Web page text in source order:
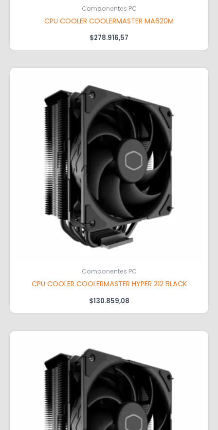
Componentes PC
CPU COOLER COOLERMASTER MA620M
$278.916,57
Componentes PC
CPU COOLER COOLERMASTER HYPER 212 BLACK
$130.859,08